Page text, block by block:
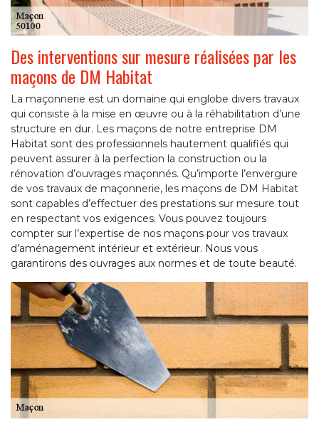
Des interventions sur mesure réalisées par les
maçons de DM Habitat
La maçonnerie est un domaine qui englobe divers travaux
qui consiste à la mise en œuvre ou à la réhabilitation d’une
structure en dur. Les maçons de notre entreprise DM
Habitat sont des professionnels hautement qualifiés qui
peuvent assurer à la perfection la construction ou la
rénovation d’ouvrages maçonnés. Qu’importe l’envergure
de vos travaux de maçonnerie, les maçons de DM Habitat
sont capables d’effectuer des prestations sur mesure tout
en respectant vos exigences. Vous pouvez toujours
compter sur l’expertise de nos maçons pour vos travaux
d’aménagement intérieur et extérieur. Nous vous
garantirons des ouvrages aux normes et de toute beauté.